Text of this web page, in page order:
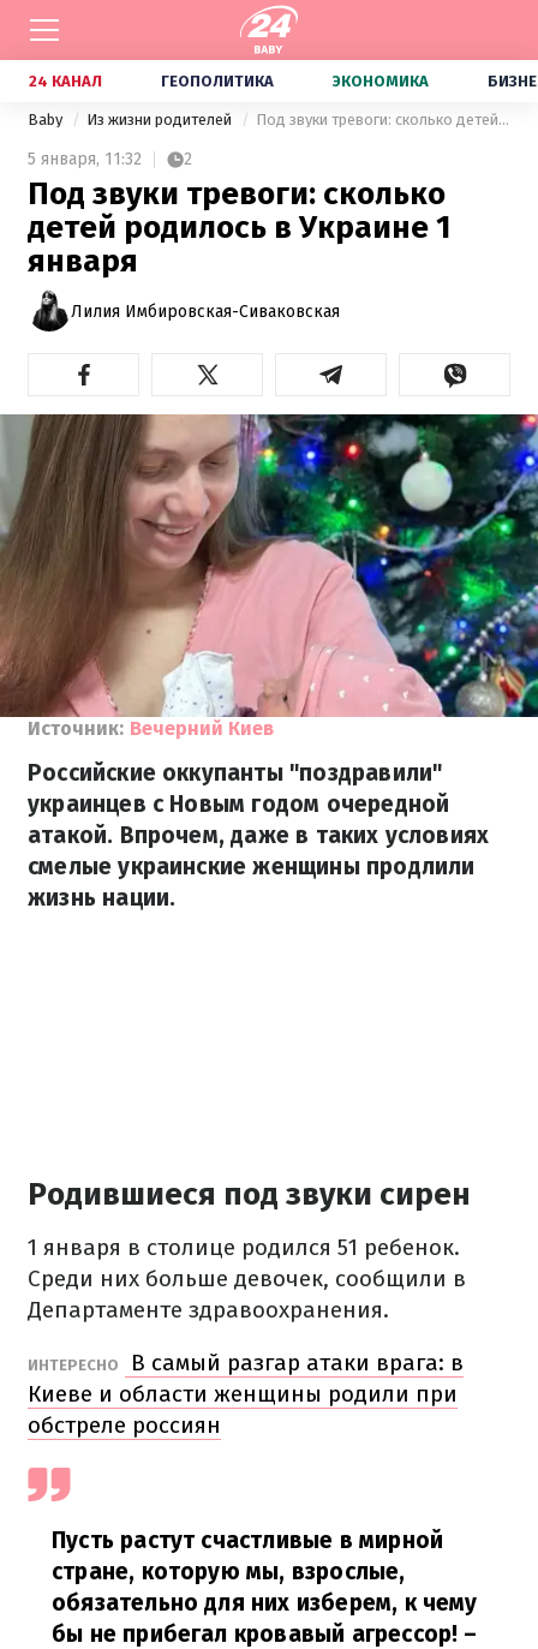
24 КАНАЛ ГЕОПОЛИТИКА ЭКОНОМИКА
Baby Из жизни родителей Под звуки тревоги: сколько детей родилось в Украине 1 января
5 января, 11:32 2
Под звуки тревоги: сколько
детей родилось в Украине 1
января
Лилия Имбировская-Сиваковская
Источник: Вечерний Киев
Российские оккупанты "поздравили"
украинцев с Новым годом очередной
атакой. Впрочем, даже в таких условиях
смелые украинские женщины продлили
жизнь нации.
Родившиеся под звуки сирен
1 января в столице родился 51 ребенок.
Среди них больше девочек, сообщили в
Департаменте здравоохранения.
ИНТЕРЕСНО
В самый разгар атаки врага: в
Киеве и области женщины родили при
обстреле россиян
Пусть растут счастливые в мирной
стране, которую мы, взрослые,
обязательно для них изберем, к чему
бы не прибегал кровавый агрессор! –